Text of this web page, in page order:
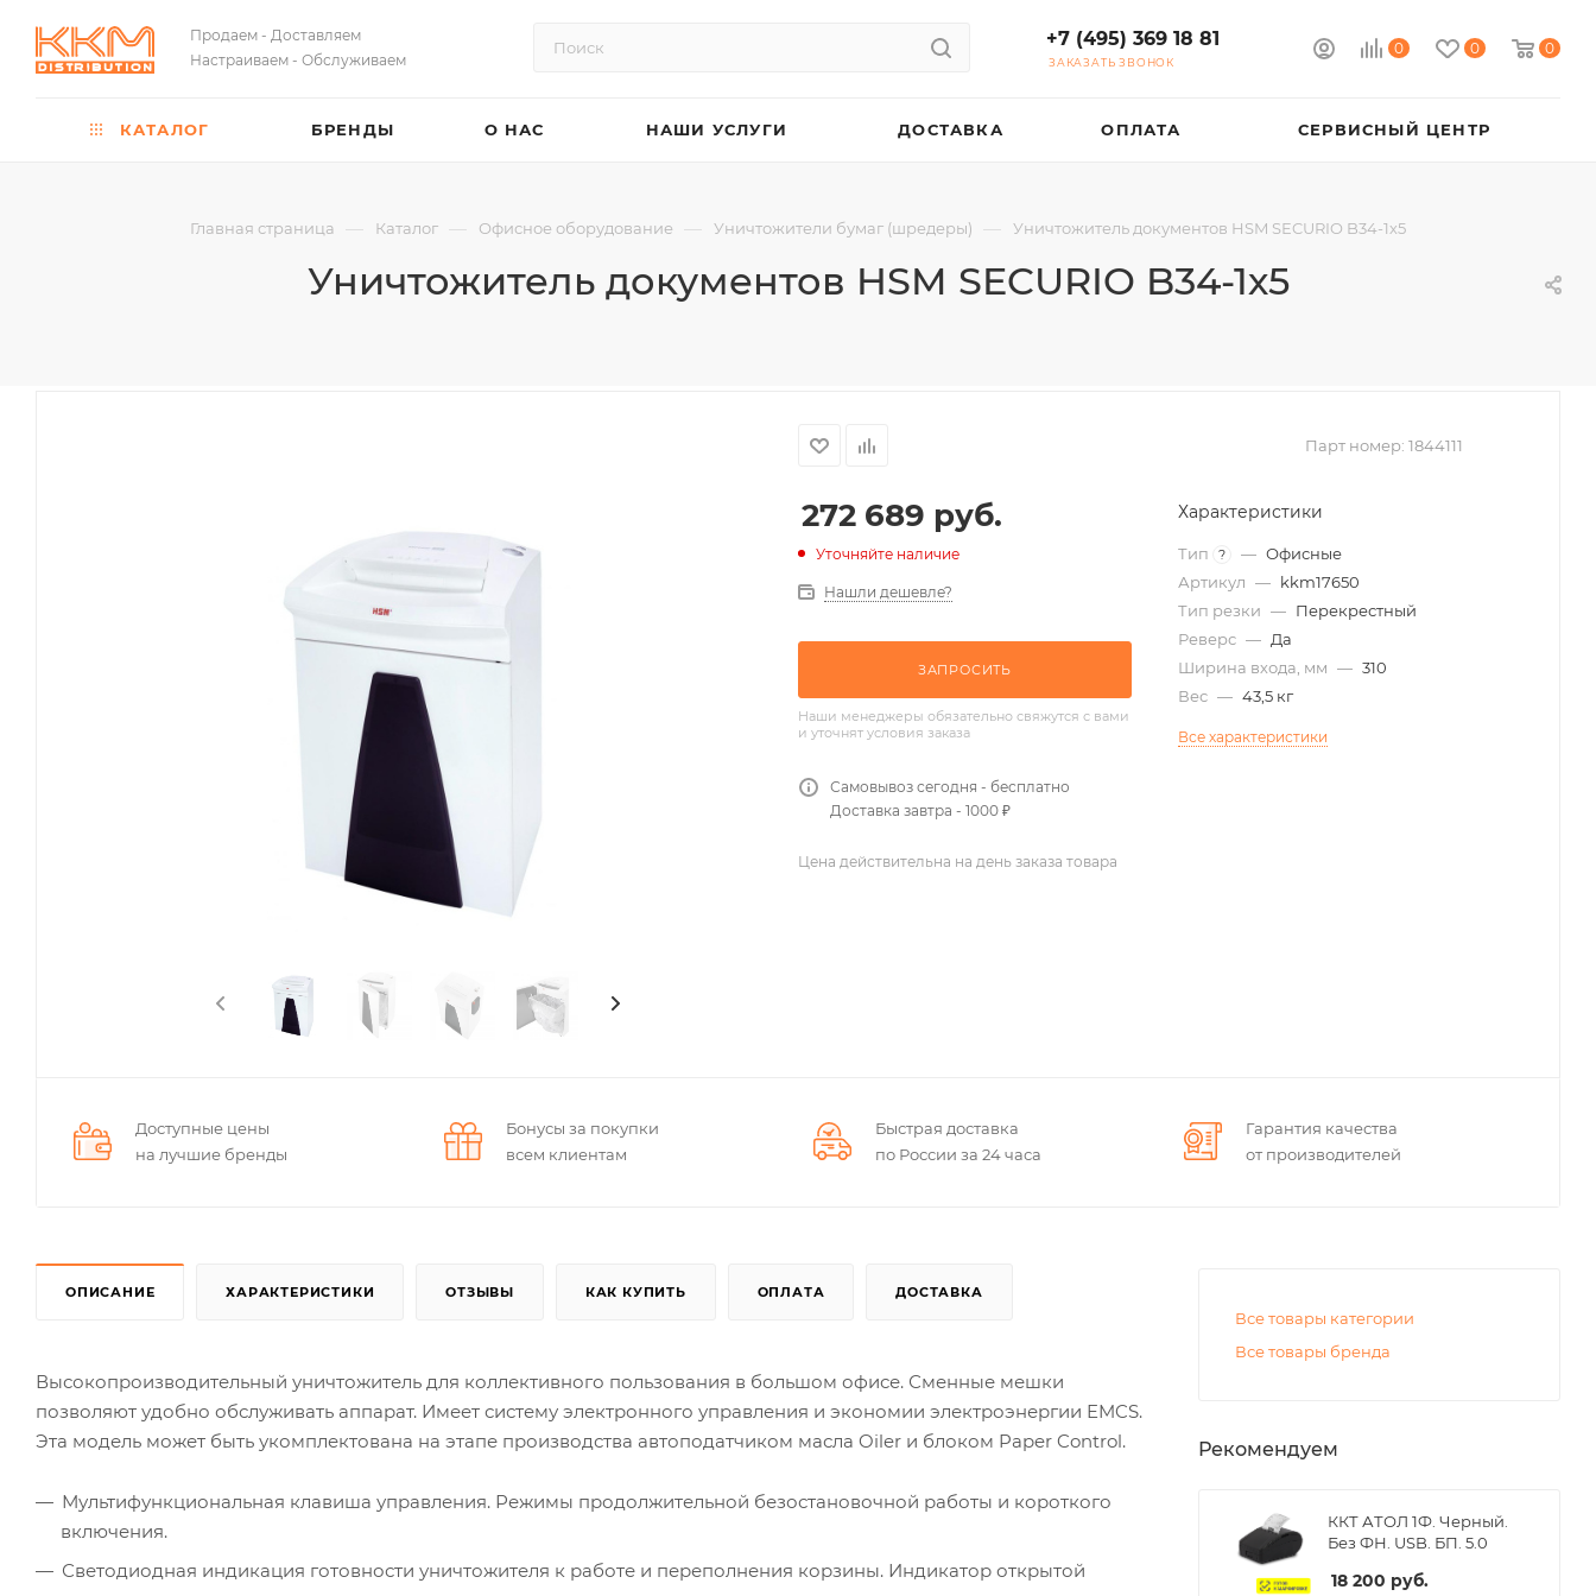
Продаем - Доставляем
Настраиваем - Обслуживаем
0 0 0
+7 (495) 369 18 81
ЗАКАЗАТЬ ЗВОНОК
КАТАЛОГ БРЕНДЫ О НАС НАШИ УСЛУГИ ДОСТАВКА ОПЛАТА СЕРВИСНЫЙ ЦЕНТР
Главная страница — Каталог — Офисное оборудование — Уничтожители бумаг (шредеры) — Уничтожитель документов HSM SECURIO B34-1х5
Уничтожитель документов HSM SECURIO B34-1х5
Парт номер: 1844111
272 689 руб.
Уточняйте наличие
Нашли дешевле?
ЗАПРОСИТЬ
Наши менеджеры обязательно свяжутся с вами
и уточнят условия заказа
Самовывоз сегодня - бесплатно
Доставка завтра - 1000 ₽
Характеристики
Тип ? — Офисные
Артикул — kkm17650
Тип резки — Перекрестный
Реверс — Да
Ширина входа, мм — 310
Вес — 43,5 кг
Все характеристики
Цена действительна на день заказа товара
Доступные цены
на лучшие бренды
Бонусы за покупки
всем клиентам
Быстрая доставка
по России за 24 часа
Гарантия качества
от производителей
ОПИСАНИЕ ХАРАКТЕРИСТИКИ ОТЗЫВЫ КАК КУПИТЬ ОПЛАТА ДОСТАВКА
Высокопроизводительный уничтожитель для коллективного пользования в большом офисе. Сменные мешки
позволяют удобно обслуживать аппарат. Имеет систему электронного управления и экономии электроэнергии EMCS.
Эта модель может быть укомплектована на этапе производства автоподатчиком масла Oiler и блоком Paper Control.
Мультифункциональная клавиша управления. Режимы продолжительной безостановочной работы и короткого
включения.
Светодиодная индикация готовности уничтожителя к работе и переполнения корзины. Индикатор открытой
Все товары категории
Все товары бренда
Рекомендуем
ККТ АТОЛ 1Ф. Черный.
Без ФН. USB. БП. 5.0
18 200 руб.